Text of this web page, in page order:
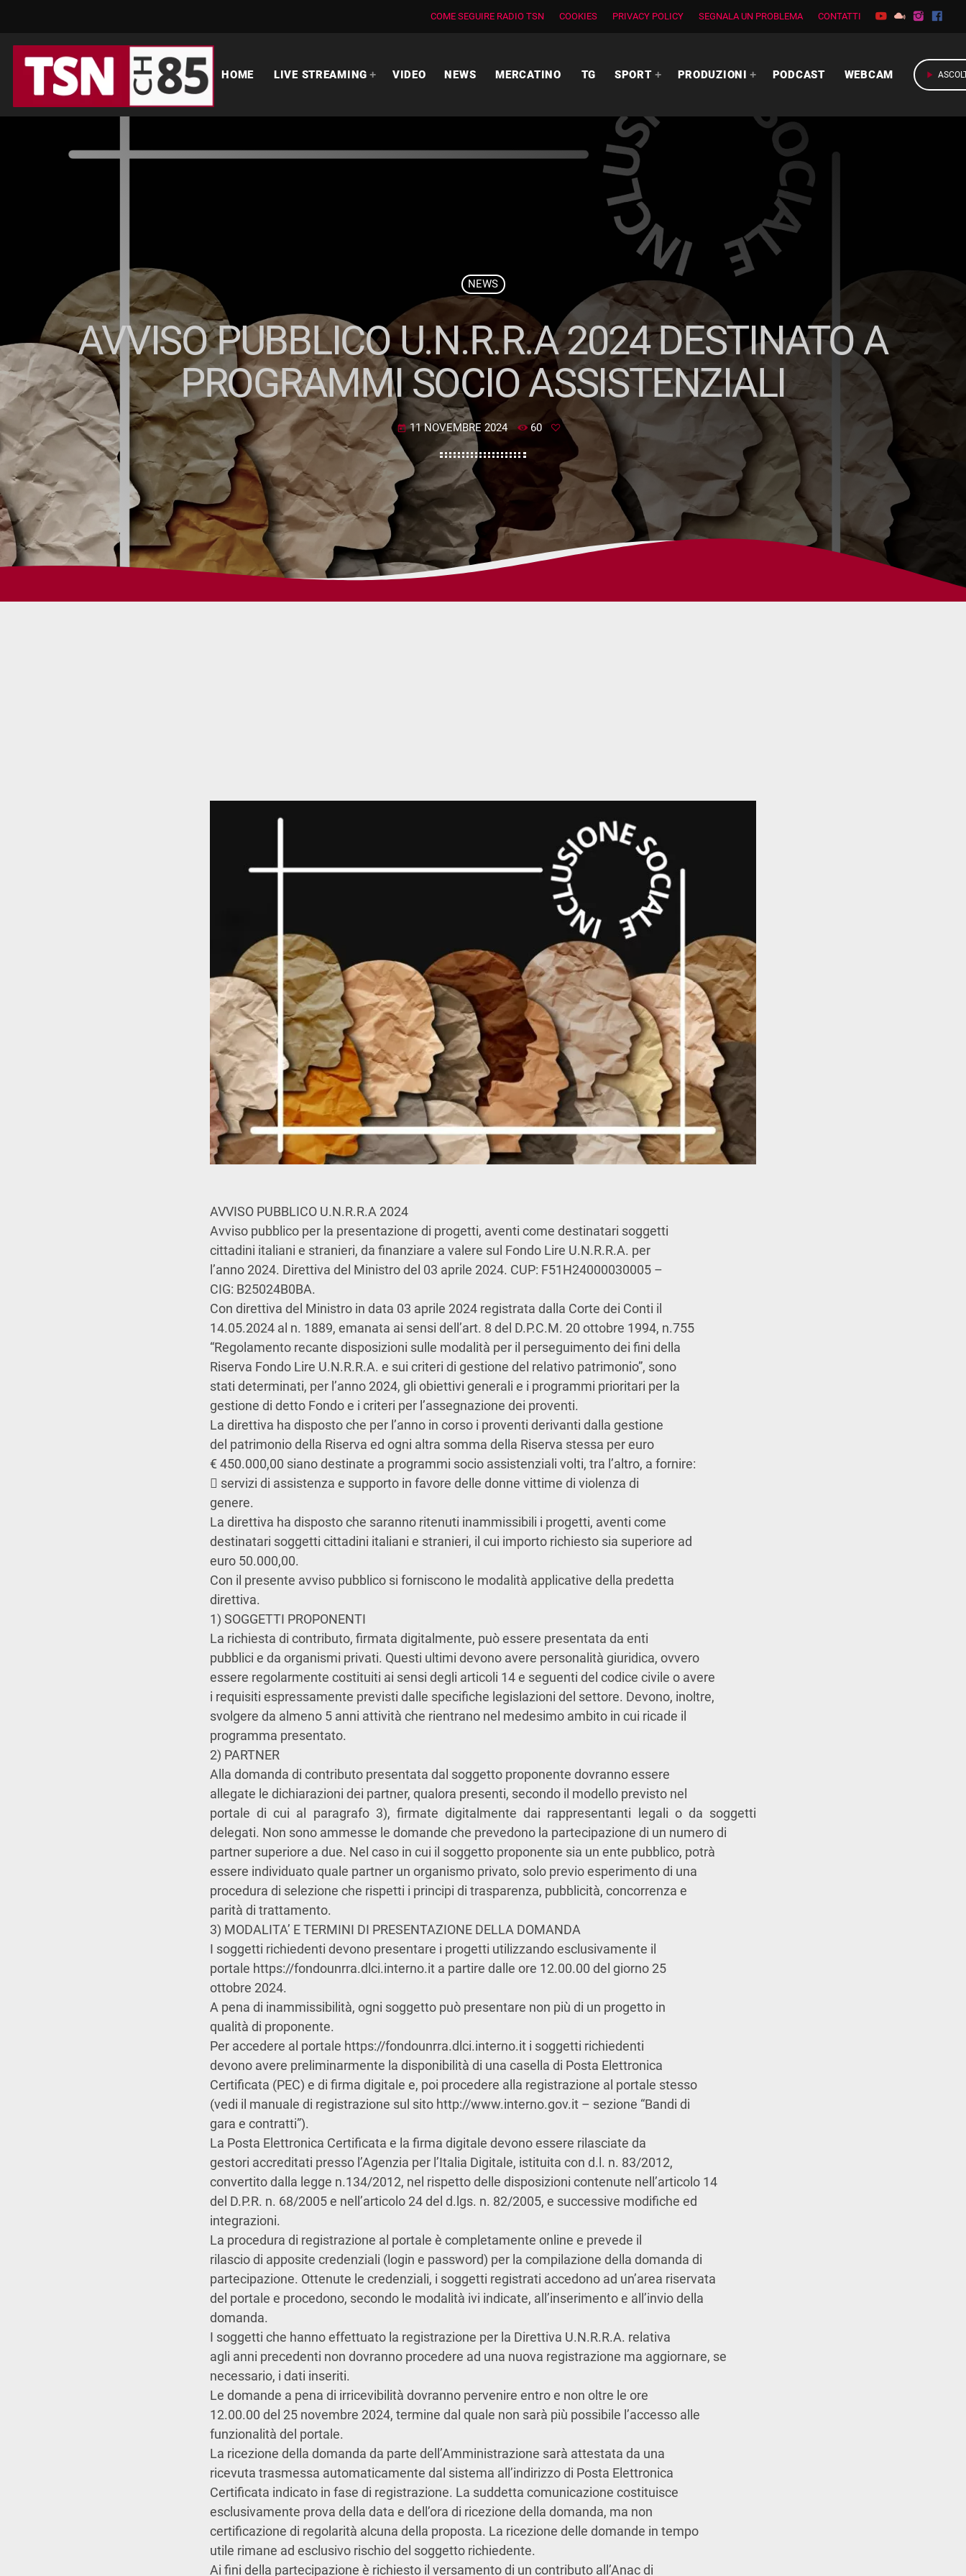
COME SEGUIRE RADIO TSN COOKIES PRIVACY POLICY SEGNALA UN PROBLEMA CONTATTI
HOME LIVE STREAMING VIDEO NEWS MERCATINO TG SPORT PRODUZIONI PODCAST WEBCAM play_arrow
NEWS
AVVISO PUBBLICO U.N.R.R.A 2024 DESTINATO A
PROGRAMMI SOCIO ASSISTENZIALI
today 11 NOVEMBRE 2024 60
AVVISO PUBBLICO U.N.R.R.A 2024
Avviso pubblico per la presentazione di progetti, aventi come destinatari soggetti
cittadini italiani e stranieri, da finanziare a valere sul Fondo Lire U.N.R.R.A. per
l’anno 2024. Direttiva del Ministro del 03 aprile 2024. CUP: F51H24000030005 –
CIG: B25024B0BA.
Con direttiva del Ministro in data 03 aprile 2024 registrata dalla Corte dei Conti il
14.05.2024 al n. 1889, emanata ai sensi dell’art. 8 del D.P.C.M. 20 ottobre 1994, n.755
“Regolamento recante disposizioni sulle modalità per il perseguimento dei fini della
Riserva Fondo Lire U.N.R.R.A. e sui criteri di gestione del relativo patrimonio”, sono
stati determinati, per l’anno 2024, gli obiettivi generali e i programmi prioritari per la
gestione di detto Fondo e i criteri per l’assegnazione dei proventi.
La direttiva ha disposto che per l’anno in corso i proventi derivanti dalla gestione
del patrimonio della Riserva ed ogni altra somma della Riserva stessa per euro
€ 450.000,00 siano destinate a programmi socio assistenziali volti, tra l’altro, a fornire:
 servizi di assistenza e supporto in favore delle donne vittime di violenza di
genere.
La direttiva ha disposto che saranno ritenuti inammissibili i progetti, aventi come
destinatari soggetti cittadini italiani e stranieri, il cui importo richiesto sia superiore ad
euro 50.000,00.
Con il presente avviso pubblico si forniscono le modalità applicative della predetta
direttiva.
1) SOGGETTI PROPONENTI
La richiesta di contributo, firmata digitalmente, può essere presentata da enti
pubblici e da organismi privati. Questi ultimi devono avere personalità giuridica, ovvero
essere regolarmente costituiti ai sensi degli articoli 14 e seguenti del codice civile o avere
i requisiti espressamente previsti dalle specifiche legislazioni del settore. Devono, inoltre,
svolgere da almeno 5 anni attività che rientrano nel medesimo ambito in cui ricade il
programma presentato.
2) PARTNER
Alla domanda di contributo presentata dal soggetto proponente dovranno essere
allegate le dichiarazioni dei partner, qualora presenti, secondo il modello previsto nel
portale di cui al paragrafo 3), firmate digitalmente dai rappresentanti legali o da soggetti
delegati. Non sono ammesse le domande che prevedono la partecipazione di un numero di
partner superiore a due. Nel caso in cui il soggetto proponente sia un ente pubblico, potrà
essere individuato quale partner un organismo privato, solo previo esperimento di una
procedura di selezione che rispetti i principi di trasparenza, pubblicità, concorrenza e
parità di trattamento.
3) MODALITA’ E TERMINI DI PRESENTAZIONE DELLA DOMANDA
I soggetti richiedenti devono presentare i progetti utilizzando esclusivamente il
portale https://fondounrra.dlci.interno.it a partire dalle ore 12.00.00 del giorno 25
ottobre 2024.
A pena di inammissibilità, ogni soggetto può presentare non più di un progetto in
qualità di proponente.
Per accedere al portale https://fondounrra.dlci.interno.it i soggetti richiedenti
devono avere preliminarmente la disponibilità di una casella di Posta Elettronica
Certificata (PEC) e di firma digitale e, poi procedere alla registrazione al portale stesso
(vedi il manuale di registrazione sul sito http://www.interno.gov.it – sezione “Bandi di
gara e contratti”).
La Posta Elettronica Certificata e la firma digitale devono essere rilasciate da
gestori accreditati presso l’Agenzia per l’Italia Digitale, istituita con d.l. n. 83/2012,
convertito dalla legge n.134/2012, nel rispetto delle disposizioni contenute nell’articolo 14
del D.P.R. n. 68/2005 e nell’articolo 24 del d.lgs. n. 82/2005, e successive modifiche ed
integrazioni.
La procedura di registrazione al portale è completamente online e prevede il
rilascio di apposite credenziali (login e password) per la compilazione della domanda di
partecipazione. Ottenute le credenziali, i soggetti registrati accedono ad un’area riservata
del portale e procedono, secondo le modalità ivi indicate, all’inserimento e all’invio della
domanda.
I soggetti che hanno effettuato la registrazione per la Direttiva U.N.R.R.A. relativa
agli anni precedenti non dovranno procedere ad una nuova registrazione ma aggiornare, se
necessario, i dati inseriti.
Le domande a pena di irricevibilità dovranno pervenire entro e non oltre le ore
12.00.00 del 25 novembre 2024, termine dal quale non sarà più possibile l’accesso alle
funzionalità del portale.
La ricezione della domanda da parte dell’Amministrazione sarà attestata da una
ricevuta trasmessa automaticamente dal sistema all’indirizzo di Posta Elettronica
Certificata indicato in fase di registrazione. La suddetta comunicazione costituisce
esclusivamente prova della data e dell’ora di ricezione della domanda, ma non
certificazione di regolarità alcuna della proposta. La ricezione delle domande in tempo
utile rimane ad esclusivo rischio del soggetto richiedente.
Ai fini della partecipazione è richiesto il versamento di un contributo all’Anac di